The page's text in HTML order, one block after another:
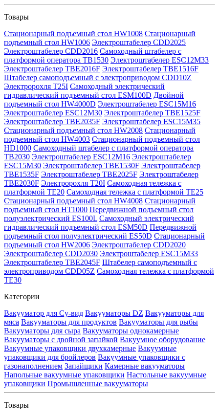
Товары
Стационарный подъемный стол HW1008 Стационарный
подъемный стол HW1006 Электроштабелер CDD2025
Электроштабелер CDD2016 Самоходный штабелер с
платформой оператора TB1530 Электроштабелер ESC12M33
Электроштабелер TBE2016F Электроштабелер TBE1516F
Штабелер самоподъемный с электроприводом CDD10Z
Электророхля T25I Самоходный электрический
гидравлический подъемный стол ESM100D Двойной
подъемный стол HW4000D Электроштабелер ESC15M16
Электроштабелер ESC12M30 Электроштабелер TBE1525F
Электроштабелер TBE2035F Электроштабелер ESC15M35
Стационарный подъемный стол HW2008 Стационарный
подъемный стол HW4003 Стационарный подъемный стол
HD1000 Самоходный штабелер с платформой оператора
TB2030 Электроштабелер ESC12M16 Электроштабелер
ESC15M30 Электроштабелер TBE1530F Электроштабелер
TBE1535F Электроштабелер TBE2025F Электроштабелер
TBE2030F Электророхля T20I Самоходная тележка с
платформой TE20 Самоходная тележка с платформой TE25
Стационарный подъемный стол HW4008 Стационарный
подъемный стол HT1000 Передвижной подъемный стол
полуэлектрический ES100L Самоходный электрический
гидравлический подъемный стол ESM50D Передвижной
подъемный стол полуэлектрический ES50D Стационарный
подъемный стол HW2006 Электроштабелер CDD2020
Электроштабелер CDD2030 Электроштабелер ESC15M33
Электроштабелер TBE2045F Штабелер самоподъемный с
электроприводом CDD05Z Самоходная тележка с платформой
TE30
Категории
Вакууматор для Су-вид Вакууматоры DZ Вакууматоры для
мяса Вакууматоры для продуктов Вакууматоры для рыбы
Вакууматоры для сыра Вакууматоры однокамерные
Вакууматоры с двойной запайкой Вакуумное оборудование
Вакуумные упаковщики двухкамерные Вакуумные
упаковщики для бройлеров Вакуумные упаковщики с
газонаполнением Запайщики Камерные вакууматоры
Напольные вакуумные упаковщики Настольные вакуумные
упаковщики Промышленные вакууматоры
Товары